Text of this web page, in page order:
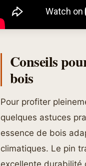
Conseils
bois
Pour profiter
quelques astuces
essence de bois
climatiques. Le pin